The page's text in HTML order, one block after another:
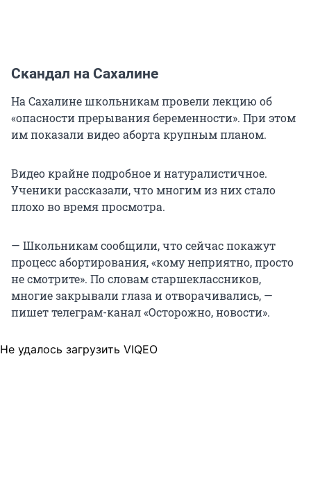
Скандал на Сахалине
На Сахалине школьникам провели лекцию об
«опасности прерывания беременности». При этом
им показали видео аборта крупным планом.
Видео крайне подробное и натуралистичное.
Ученики рассказали, что многим из них стало
плохо во время просмотра.
— Школьникам сообщили, что сейчас покажут
процесс абортирования, «кому неприятно, просто
не смотрите». По словам старшеклассников,
многие закрывали глаза и отворачивались, —
пишет телеграм-канал «Осторожно, новости».
Не удалось загрузить VIQEO